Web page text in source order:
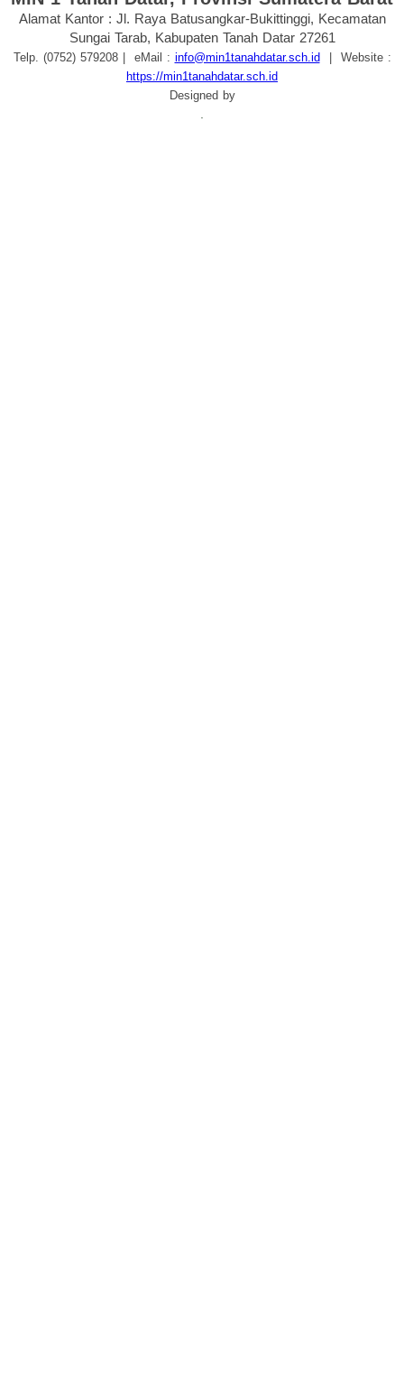
Alamat Kantor : Jl. Raya Batusangkar-Bukittinggi, Kecamatan
Sungai Tarab, Kabupaten Tanah Datar 27261
Telp. (0752) 579208| eMail : info@min1tanahdatar.sch.id
Website :
https://min1tanahdatar.sch.id
Designed by